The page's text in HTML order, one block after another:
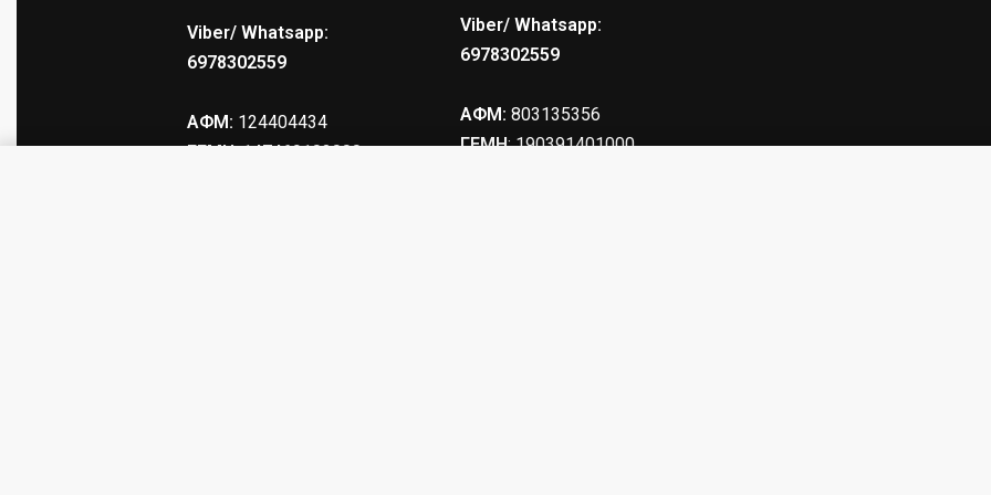
Viber/ Whatsapp:
6978302559
ΑΦΜ: 124404434
ΓΕΜΗ: 147469103000
Viber/ Whatsapp:
6978302559
ΑΦΜ: 803135356
ΓΕΜΗ: 190391401000